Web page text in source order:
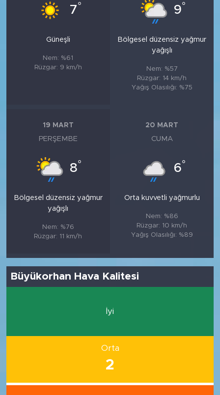
7°
Güneşli
Nem: %61
Rüzgar: 9 km/h
9°
Bölgesel düzensiz yağmur
yağışlı
Nem: %57
Rüzgar: 14 km/h
Yağış Olasılığı: %75
19 MART
PERŞEMBE
8°
Bölgesel düzensiz yağmur
yağışlı
Nem: %76
Rüzgar: 11 km/h
20 MART
CUMA
6°
Orta kuvvetli yağmurlu
Nem: %86
Rüzgar: 10 km/h
Yağış Olasılığı: %89
Büyükorhan Hava Kalitesi
İyi
Orta
2